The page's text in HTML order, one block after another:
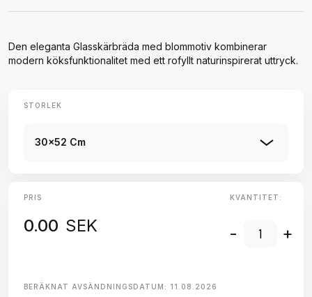
Den eleganta Glasskärbräda med blommotiv kombinerar
modern köksfunktionalitet med ett rofyllt naturinspirerat uttryck.
STORLEK
30x52 Cm
PRIS
0.00 SEK
KVANTITET:
- +
BERÄKNAT AVSÄNDNINGSDATUM: 11.08.2026